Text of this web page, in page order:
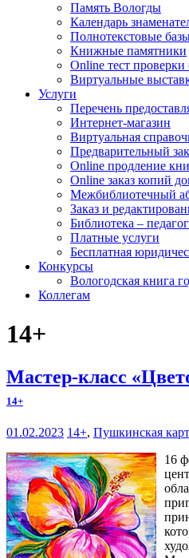
Память Вологды
Календарь
Полнотекстовые
Книжные памятники
Online тест проверки
Виртуальные
Услуги
Перечень
Интернет-магазин
Виртуальная
Предварительный
Online продление
Online заказ копий
Межбиблиотечный
Заказ и
Библиотека –
Платные услуги
Бесплатная
Конкурсы
Вологодская книга
Коллегам
14+
Мастер-класс
14+
01.02.2023 14+, Пушкинская
16